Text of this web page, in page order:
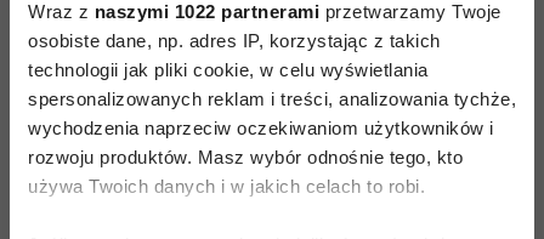
Wraz z naszymi 1022 partnerami przetwarzamy Twoje
osobiste dane, np. adres IP, korzystając z takich
technologii jak pliki cookie, w celu wyświetlania
spersonalizowanych reklam i treści, analizowania tychże,
wychodzenia naprzeciw oczekiwaniom użytkowników i
rozwoju produktów. Masz wybór odnośnie tego, kto
używa Twoich danych i w jakich celach to robi.
podejście – ma wizję swojej kariery, stale
poszerza swoje kompetencje i chce osiągać coraz
więcej, by wam obojgu żyło się lepiej. Gdy dwie
osoby w związku myślą tak samo, wspólnie mogą
zdobywać szczyty. Niestety, co innego, jeśli